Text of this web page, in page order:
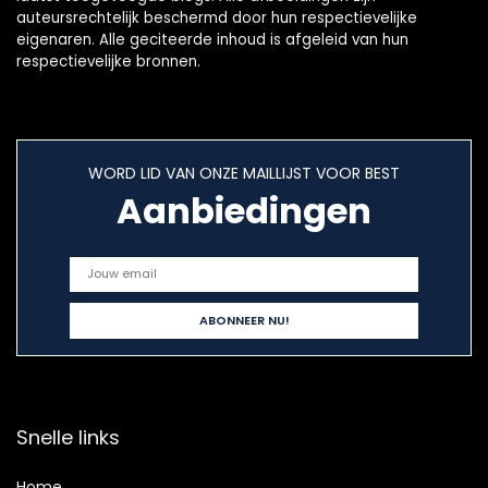
auteursrechtelijk beschermd door hun respectievelijke
eigenaren. Alle geciteerde inhoud is afgeleid van hun
respectievelijke bronnen.
WORD LID VAN ONZE MAILLIJST VOOR BEST
Aanbiedingen
Snelle links